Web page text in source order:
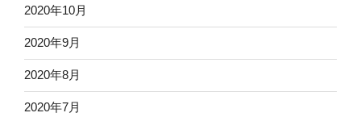
2020年10月
2020年9月
2020年8月
2020年7月